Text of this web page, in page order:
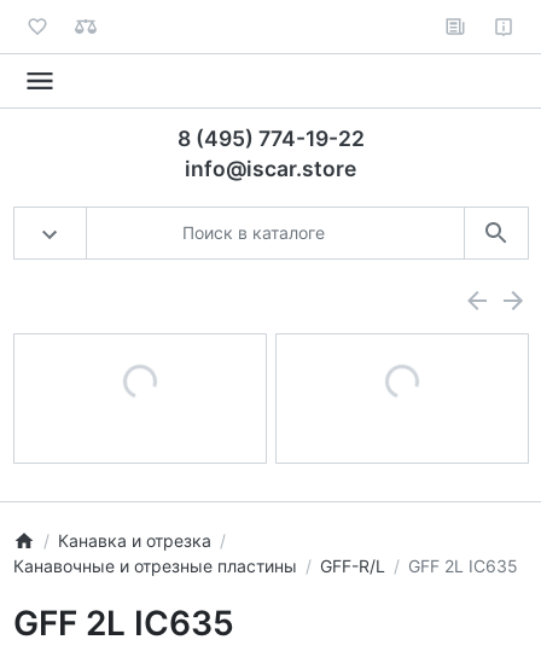
8 (495) 774-19-22
info@iscar.store
Канавка и отрезка
Канавочные и отрезные пластины
GFF-R/L GFF 2L IC635
GFF 2L IC635